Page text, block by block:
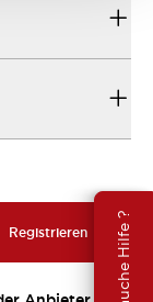
Brauche Hilfe ?
Registrieren